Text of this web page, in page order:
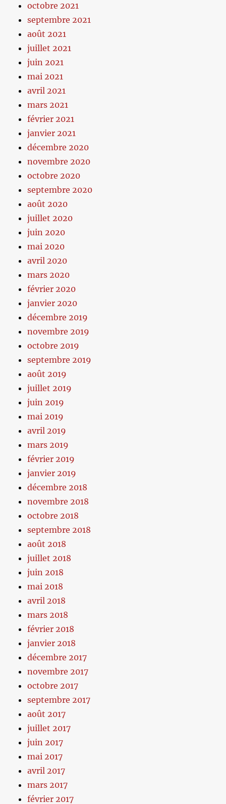
octobre 2021
septembre 2021
août 2021
juillet 2021
juin 2021
mai 2021
avril 2021
mars 2021
février 2021
janvier 2021
décembre 2020
novembre 2020
octobre 2020
septembre 2020
août 2020
juillet 2020
juin 2020
mai 2020
avril 2020
mars 2020
février 2020
janvier 2020
décembre 2019
novembre 2019
octobre 2019
septembre 2019
août 2019
juillet 2019
juin 2019
mai 2019
avril 2019
mars 2019
février 2019
janvier 2019
décembre 2018
novembre 2018
octobre 2018
septembre 2018
août 2018
juillet 2018
juin 2018
mai 2018
avril 2018
mars 2018
février 2018
janvier 2018
décembre 2017
novembre 2017
octobre 2017
septembre 2017
août 2017
juillet 2017
juin 2017
mai 2017
avril 2017
mars 2017
février 2017